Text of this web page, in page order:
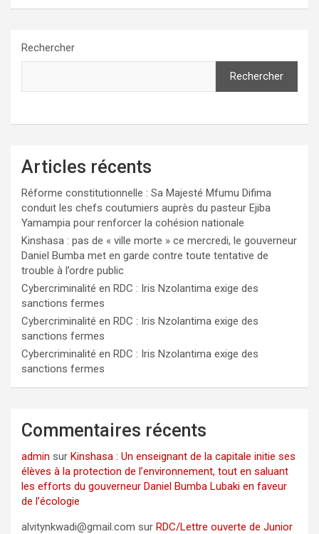
Rechercher
Rechercher
Articles récents
Réforme constitutionnelle : Sa Majesté Mfumu Difima
conduit les chefs coutumiers auprès du pasteur Ejiba
Yamampia pour renforcer la cohésion nationale
Kinshasa : pas de « ville morte » ce mercredi, le gouverneur
Daniel Bumba met en garde contre toute tentative de
trouble à l’ordre public
Cybercriminalité en RDC : Iris Nzolantima exige des
sanctions fermes
Cybercriminalité en RDC : Iris Nzolantima exige des
sanctions fermes
Cybercriminalité en RDC : Iris Nzolantima exige des
sanctions fermes
Commentaires récents
admin sur Kinshasa : Un enseignant de la capitale initie ses
élèves à la protection de l’environnement, tout en saluant
les efforts du gouverneur Daniel Bumba Lubaki en faveur
de l’écologie
alvitynkwadi@gmail.com sur RDC/Lettre ouverte de Junior